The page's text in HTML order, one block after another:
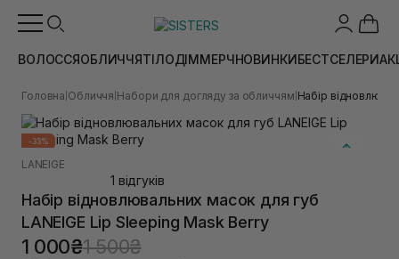
ВОЛОССЯОБЛИЧЧЯТІЛОДІММЕРЧНОВИНКИБЕСТСЕЛЕРИ
Головна Обличчя Набори для догляду за обличчям Набір
-33%
LANEIGE
1 відгуків
Набір відновлювальних масок для губ
LANEIGE Lip Sleeping Mask Berry
1 000₴1 500₴